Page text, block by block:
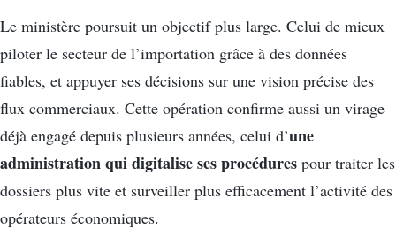
Le ministère poursuit un objectif plus large. Celui de mieux
piloter le secteur de l’importation grâce à des données
fiables, et appuyer ses décisions sur une vision précise des
flux commerciaux. Cette opération confirme aussi un virage
déjà engagé depuis plusieurs années, celui d’une
administration qui digitalise ses procédures pour traiter les
dossiers plus vite et surveiller plus efficacement l’activité des
opérateurs économiques.